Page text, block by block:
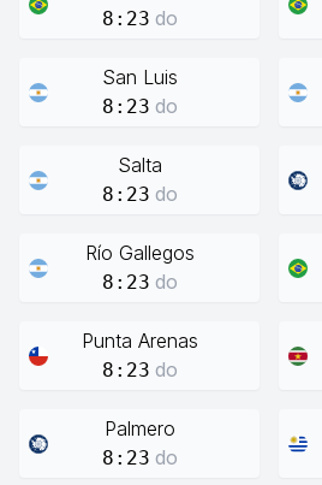
8:23 do
San Luis
8:23 do
Salta
8:23 do
Río Gallegos
8:23 do
Punta Arenas
8:23 do
Palmero
8:23 do